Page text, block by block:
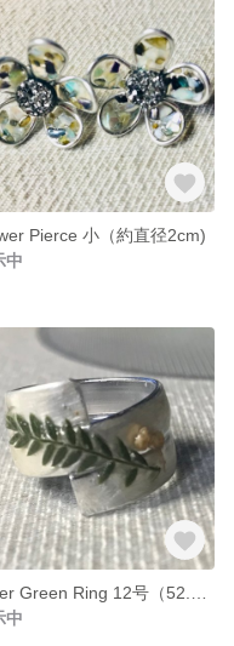
Pierce 小（約直径2cm)
中
中